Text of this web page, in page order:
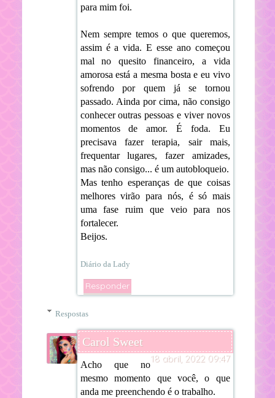
para mim foi.
Nem sempre temos o que queremos,
assim é a vida. E esse ano começou
mal no quesito financeiro, a vida
amorosa está a mesma bosta e eu vivo
sofrendo por quem já se tornou
passado. Ainda por cima, não consigo
conhecer outras pessoas e viver novos
momentos de amor. É foda. Eu
precisava fazer terapia, sair mais,
frequentar lugares, fazer amizades,
mas não consigo... é um autobloqueio.
Mas tenho esperanças de que coisas
melhores virão para nós, é só mais
uma fase ruim que veio para nos
fortalecer.
Beijos.
Diário da Lady
Responder
Respostas
Carol Sweet
18 abril, 2022 09:47
Acho que no
mesmo momento que você, o que
anda me preenchendo é o trabalho.